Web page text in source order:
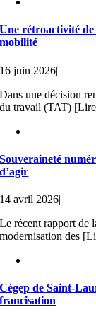
Une rétroactivité de
mobilité
16 juin 2026|
Dans une décision
du travail (TAT)
Souveraineté
d’agir
14 avril 2026|
Le récent rapport de
modernisation des
Cégep de Saint-
francisation